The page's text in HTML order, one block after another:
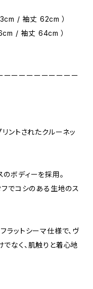
/ 袖丈 62cm ）
/ 袖丈 64cm ）
ーーーーーーーーーー
ントされたクルーネッ
ボディーを採用。
フでコシのある生地のス
ラットシーマ仕様で、ヴ
なく、肌触りと着心地